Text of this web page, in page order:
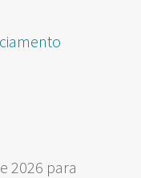
2026 para